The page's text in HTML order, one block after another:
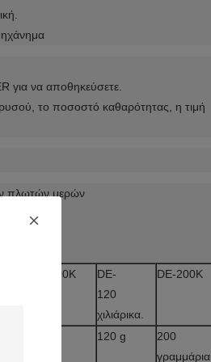
για να αποθηκεύσετε.
το ποσοστό καθαρότητας, η τιμή
πλωτών μερών
DA-1200K
DE-
120
χιλιάρικα.
DE-200K
120 g
200
γραμμάρια